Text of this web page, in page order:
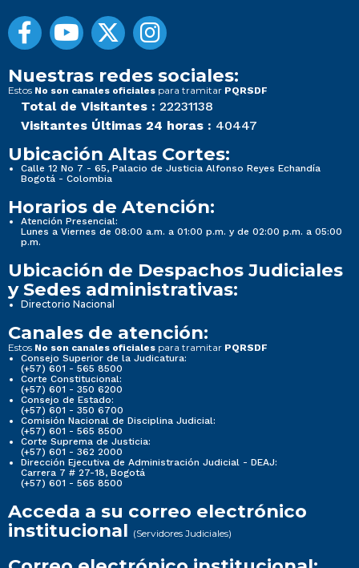
Nuestras redes sociales:
Estos No son canales oficiales para tramitar PQRSDF
Total de Visitantes : 22231138
Visitantes Últimas 24 horas : 40447
Ubicación Altas Cortes:
Calle 12 No 7 - 65, Palacio de Justicia Alfonso Reyes Echandía
Bogotá - Colombia
Horarios de Atención:
Atención Presencial:
Lunes a Viernes de 08:00 a.m. a 01:00 p.m. y de 02:00 p.m. a 05:00
p.m.
Ubicación de Despachos Judiciales
y Sedes administrativas:
Directorio Nacional
Canales de atención:
Estos No son canales oficiales para tramitar PQRSDF
Consejo Superior de la Judicatura:
(+57) 601 - 565 8500
Corte Constitucional:
(+57) 601 - 350 6200
Consejo de Estado:
(+57) 601 - 350 6700
Comisión Nacional de Disciplina Judicial:
(+57) 601 - 565 8500
Corte Suprema de Justicia:
(+57) 601 - 362 2000
Dirección Ejecutiva de Administración Judicial - DEAJ:
Carrera 7 # 27-18, Bogotá
(+57) 601 - 565 8500
Acceda a su correo electrónico
institucional (Servidores Judiciales)